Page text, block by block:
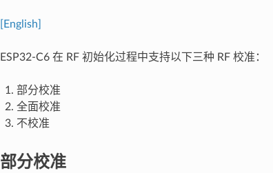
[English]
ESP32-C6 在 RF 初始化过程中支持以下三种 RF 校准：
部分校准
全面校准
不校准
部分校准